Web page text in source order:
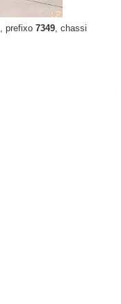
, prefixo 7349 , chassi